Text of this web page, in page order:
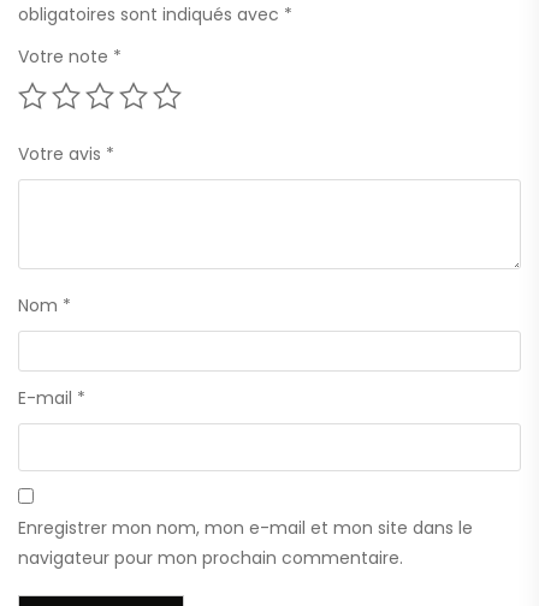
obligatoires sont indiqués avec *
Votre note *
Votre avis *
Nom *
E-mail *
Enregistrer mon nom, mon e-mail et mon site dans le
navigateur pour mon prochain commentaire.